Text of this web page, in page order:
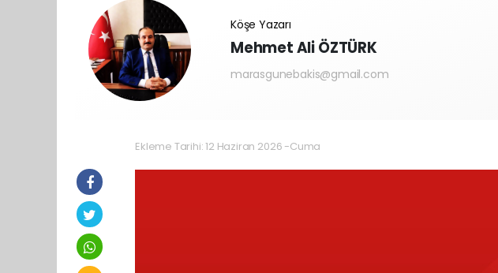
Köşe Yazarı
Mehmet Ali ÖZTÜRK
marasgunebakis@gmail.com
Ekleme Tarihi: 12 Haziran 2026 -Cuma